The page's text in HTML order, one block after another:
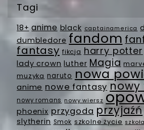
Tagi
18+ anime black captainamerica
dumbledore fandom
fantasy fikcja harry potter
lady crown luther Magia
muzyka naruto nowa
anime nowe fantasy
nowy romans nowy wiersz
phoenix przygoda przyjaźń
slytherin Smok szkolne życie szkoła